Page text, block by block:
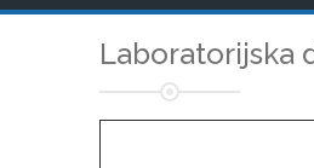
Laboratorijska